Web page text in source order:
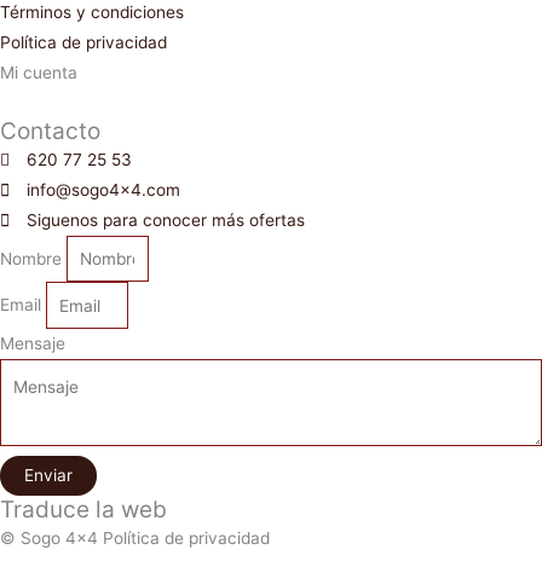
Términos y condiciones
Política de privacidad
Mi cuenta
Contacto
620 77 25 53
info@sogo4x4.com
Siguenos para conocer más ofertas
Nombre
Email
Mensaje
Enviar
Traduce la web
© Sogo 4x4 Política de privacidad